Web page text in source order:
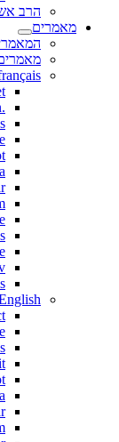
הרב
מאמרים
.Articles en français - par ordre chron